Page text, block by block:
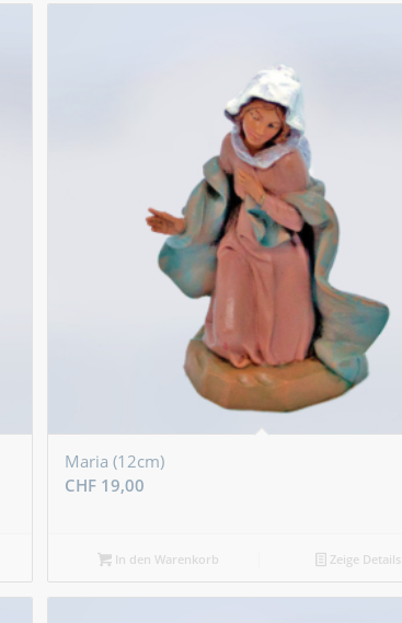
Maria (12cm)
CHF19,00
In den Warenkorb Zeige Details